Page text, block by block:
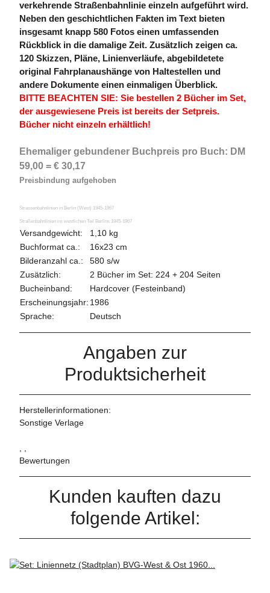
verkehrende Straßenbahnlinie einzeln aufgeführt wird.
Neben den geschichtlichen Fakten im Text bieten
insgesamt knapp 580 Fotos einen umfassenden
Rückblick in die damalige Zeit. Zusätzlich zeigen ca.
120 Skizzen, Pläne, Linienverläufe, abgebildetete
original Fahrplanaushänge von Haltestellen und
andere Dokumente einen einmaligen Überblick.
BITTE BEACHTEN SIE: Sie bestellen 2 Bücher im Set,
der ausgewiesene Preis ist bereits der Setpreis.
Bücher nicht einzeln erhältlich!
Ehemaliger gebundener Buchpreis pro Buch: DM
59,00 = € 30,17
Preisbindung aufgehoben
Strassenbahnlinien in Berlin (West) 1945-1967
Straßenbahnlinien im westlichen Teil Berlins 1945-1967
Versandgewicht:
1,10 kg
Buchformat ca.:
16x23 cm
Bilderanzahl ca.:
580 s/w
Zusätzlich:
2 Bücher im Set: 224 + 204 Seiten
Bucheinband:
Hardcover (Festeinband)
Erscheinungsjahr: 1986
Sprache:
Deutsch
Angaben zur
Produktsicherheit
Herstellerinformationen:
Sonstige Verlage
, ,
Bewertungen
Kunden kauften dazu
folgende Artikel: